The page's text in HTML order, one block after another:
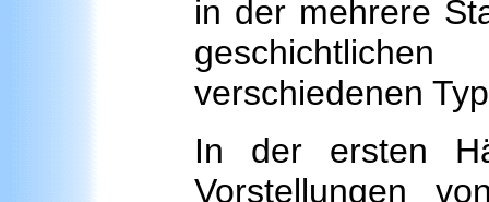
in der mehrere
verschiedenen
In der ersten
Vorstellungen